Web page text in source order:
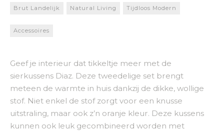
Brut Landelijk Natural Living Tijdloos Modern
Accessoires
Geef je interieur dat tikkeltje meer met de
sierkussens Diaz. Deze tweedelige set brengt
meteen de warmte in huis dankzij de dikke, wollige
stof. Niet enkel de stof zorgt voor een knusse
uitstraling, maar ook z’n oranje kleur. Deze kussens
kunnen ook leuk gecombineerd worden met